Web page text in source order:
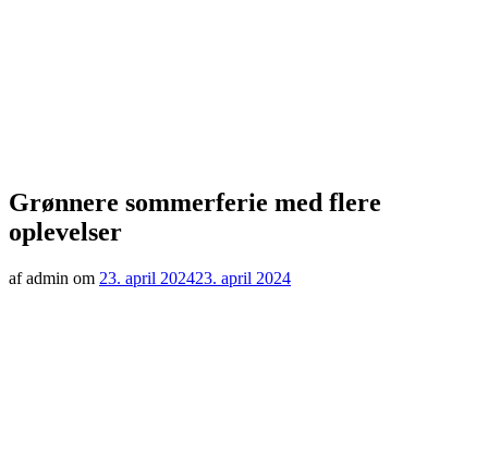
Grønnere sommerferie med flere
oplevelser
af admin om 23. april 202423. april 2024